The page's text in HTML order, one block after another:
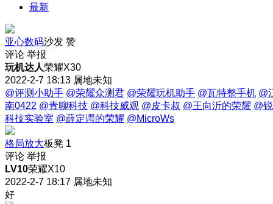
最新
亚心数码沙发 赞
评论 举报
玩机达人荣耀X30
2022-2-7 18:13 属地未知
@评测小助手 @荣耀众测君 @荣耀玩机助手 @瓦特整手机 @
南0422 @青聊科技 @科技威观 @皮卡叔 @王向沂的荣耀 @锐
科技实验室 @薛定谔的荣耀 @MicroWs
格局放大板凳 1
评论 举报
LV10荣耀X10
2022-2-7 18:17 属地未知
好